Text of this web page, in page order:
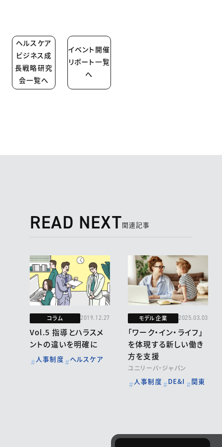
ヘルスケア
ビジネス成
長戦略研究
会一覧へ
イベント開催
リポート一覧
へ
READ NEXT関連記事
コラム 2019.12.27
Vol.5 指導とハラスメ
ントの違いを明確に
人事制度 ヘルスケア
モデル企業 2025.03.03
「ワーク・イン・ライフ」
を体現する新しい働き
方を支援
ユニリーバ・ジャパン
人事制度 DE&I 関東